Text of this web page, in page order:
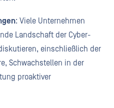
: Viele Unternehmen
Landschaft der Cyber-
einschließlich der
Schwachstellen in der
proaktiver